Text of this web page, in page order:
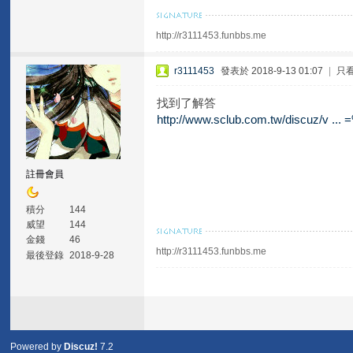
http://r3111453.funbbs.me
註冊會員
積分
144
威望
144
金錢
46
最後登錄 2018-9-28
r3111453 發表於 2018-9-13 01:07 只
找到了解答
http://www.sclub.com.tw/discuz/v ...
http://r3111453.funbbs.me
Powered by Discuz! 7.2